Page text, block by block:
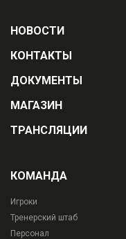
НОВОСТИ
КОНТАКТЫ
ДОКУМЕНТЫ
МАГАЗИН
ТРАНСЛЯЦИИ
КОМАНДА
Игроки
Тренерский штаб
Персонал